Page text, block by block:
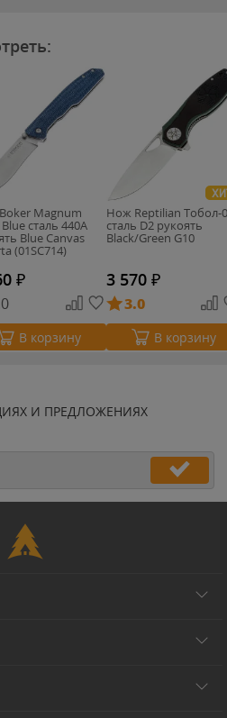
Magnum
сталь 440A
Blue Canvas
(01SC714)
₽
В корзину
Нож Reptilian Тобол-
сталь D2 рукоять
Black/Green G10
3 570 ₽
3.0
В корзину
И ПРЕДЛОЖЕНИЯХ